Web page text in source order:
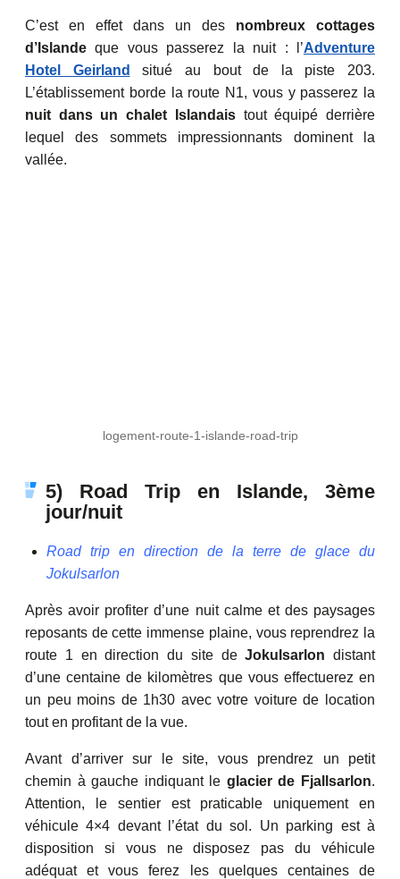
C’est en effet dans un des nombreux cottages
d’Islande que vous passerez la nuit : l’Adventure
Hotel Geirland
situé au bout de la piste 203.
L’établissement borde la route N1, vous y passerez la
nuit dans un chalet Islandaistout équipé derrière
lequel des sommets impressionnants dominent la
vallée.
logement-route-1-islande-road-trip
5) Road Trip en Islande, 3ème
jour/nuit
Road trip en direction de la terre de glace du
Jokulsarlon
Après avoir profiter d’une nuit calme et des paysages
reposants de cette immense plaine, vous reprendrez la
route 1 en direction du site deJokulsarlon distant
d’une centaine de kilomètres que vous effectuerez en
un peu moins de 1h30 avec votre voiture de location
tout en profitant de la vue.
Avant d’arriver sur le site, vous prendrez un petit
chemin à gauche indiquant le glacier de Fjallsarlon.
Attention, le sentier est praticable uniquement en
véhicule 4×4 devant l’état du sol. Un parking est à
disposition si vous ne disposez pas du véhicule
adéquat et vous ferez les quelques centaines de